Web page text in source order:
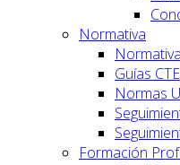
Normativa
Guías CTE
Normas
Formación